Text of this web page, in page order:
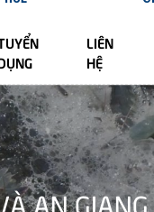
LIÊN
HỆ
AN GIANG